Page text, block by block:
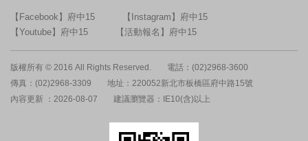
【Facebook】府中15
【Instagram】府中15
【Youtube】府中15
【活動報名】府中15
版權所有 © 2016 All Rights Reserved.
電話：(02)2968-3600
傳真：(02)2968-3309
地址：220052新北市板橋區府中路15號
內容更新 ：2026-08-07
建議瀏覽器：IE10(含)以上